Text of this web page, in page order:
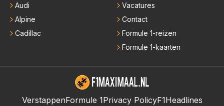
Audi
Alpine
Cadillac
Vacatures
Contact
Formule 1-reizen
Formule 1-kaarten
VerstappenFormule 1Privacy PolicyF1Headlines